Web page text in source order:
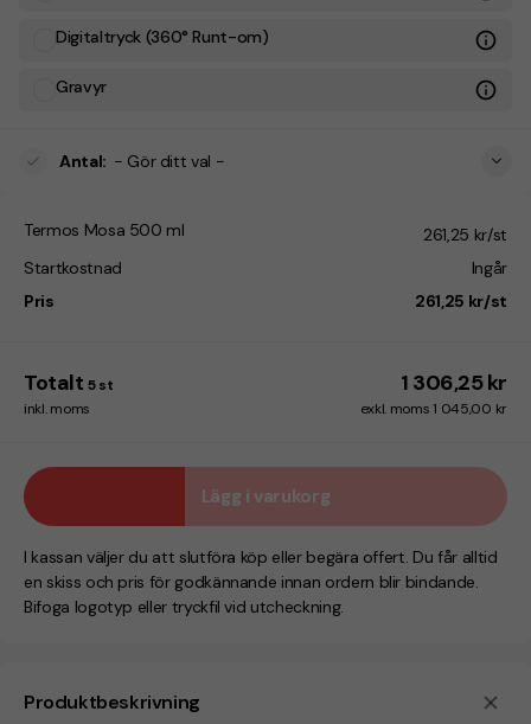
Produktbeskrivning
Digitaltryck (360° Runt-om)
Gravyr
Antal: - Gör ditt val -
Termos Mosa 500 ml
261,25 kr/st
Startkostnad
Ingår
Pris
261,25 kr/st
Totalt 5 st 1 306,25 kr
inkl. moms exkl. moms 1 045,00 kr
Lägg i varukorg
I kassan väljer du att slutföra köp eller begära offert. Du får alltid
en skiss och pris för godkännande innan ordern blir bindande.
Bifoga logotyp eller tryckfil vid utcheckning.